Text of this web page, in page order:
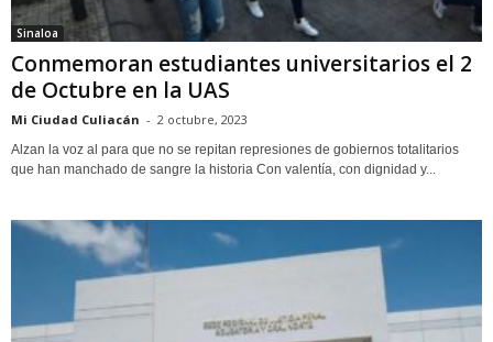
Sinaloa
Conmemoran estudiantes universitarios el 2
de Octubre en la UAS
Mi Ciudad Culiacán - 2 octubre, 2023
Alzan la voz al para que no se repitan represiones de gobiernos totalitarios
que han manchado de sangre la historia Con valentía, con dignidad y...